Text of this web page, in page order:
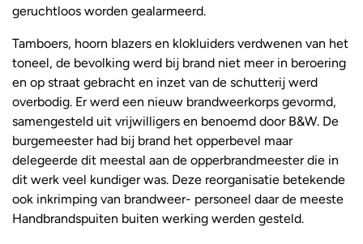
geruchtloos worden gealarmeerd.
Tamboers, hoorn blazers en klokluiders verdwenen van het
toneel, de bevolking werd bij brand niet meer in beroering
en op straat gebracht en inzet van de schutterij werd
overbodig. Er werd een nieuw brandweerkorps gevormd,
samengesteld uit vrijwilligers en benoemd door B&W. De
burgemeester had bij brand het opperbevel maar
delegeerde dit meestal aan de opperbrandmeester die in
dit werk veel kundiger was. Deze reorganisatie betekende
ook inkrimping van brandweer- personeel daar de meeste
Handbrandspuiten buiten werking werden gesteld.